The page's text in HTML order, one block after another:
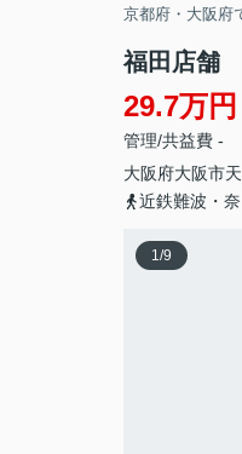
京都府・大阪府
福田店舗
29.7万円
管理/共益費 -
大阪府大阪市
近鉄難波・
1/9